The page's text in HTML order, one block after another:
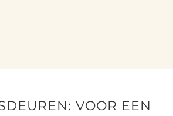
VOOR EEN